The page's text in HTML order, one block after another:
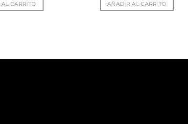
CARRITO AÑADIR AL CARRITO